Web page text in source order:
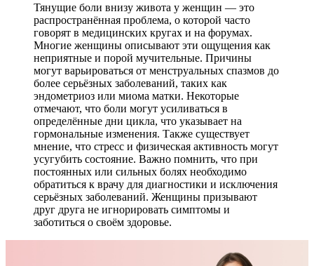
Тянущие боли внизу живота у женщин — это
распространённая проблема, о которой часто
говорят в медицинских кругах и на форумах.
Многие женщины описывают эти ощущения как
неприятные и порой мучительные. Причины
могут варьироваться от менструальных спазмов до
более серьёзных заболеваний, таких как
эндометриоз или миома матки. Некоторые
отмечают, что боли могут усиливаться в
определённые дни цикла, что указывает на
гормональные изменения. Также существует
мнение, что стресс и физическая активность могут
усугубить состояние. Важно помнить, что при
постоянных или сильных болях необходимо
обратиться к врачу для диагностики и исключения
серьёзных заболеваний. Женщины призывают
друг друга не игнорировать симптомы и
заботиться о своём здоровье.